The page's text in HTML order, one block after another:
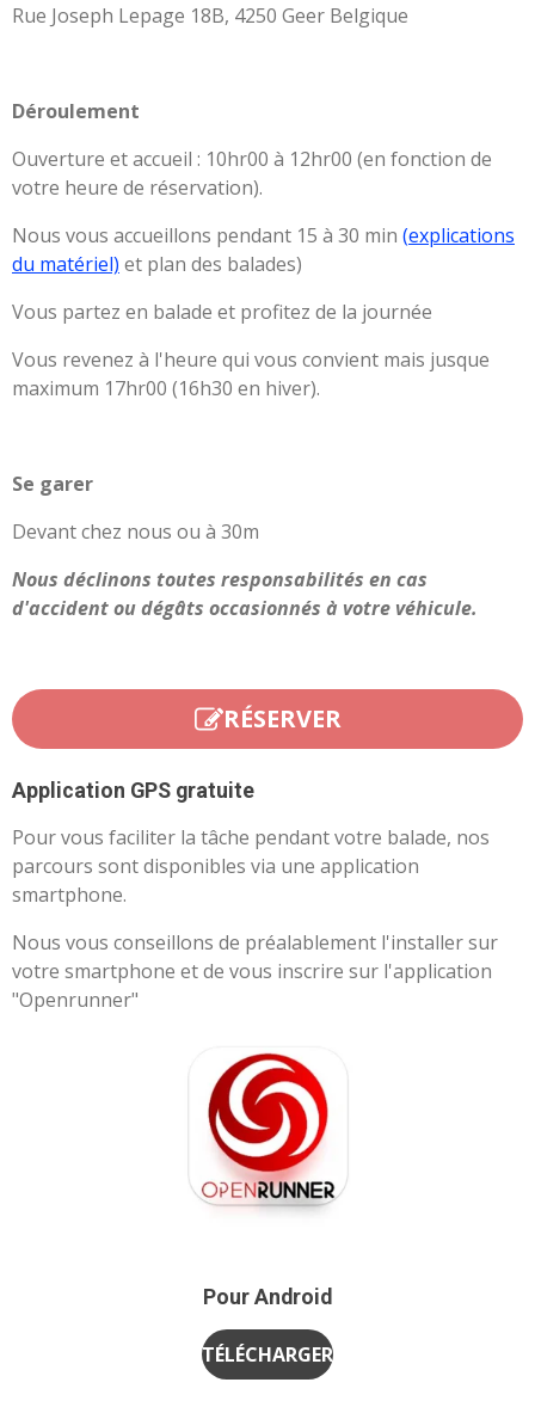
Rue Joseph Lepage 18B, 4250 Geer Belgique
Déroulement
Ouverture et accueil : 10hr00 à 12hr00 (en fonction de
votre heure de réservation).
Nous vous accueillons pendant 15 à 30 min (explications
du matériel) et plan des balades)
Vous partez en balade et profitez de la journée
Vous revenez à l'heure qui vous convient mais jusque
maximum 17hr00 (16h30 en hiver).
Se garer
Devant chez nous ou à 30m
Nous déclinons toutes responsabilités en cas
d'accident ou dégâts occasionnés à votre véhicule.
RÉSERVER
Application GPS gratuite
Pour vous faciliter la tâche pendant votre balade, nos
parcours sont disponibles via une application
smartphone.
Nous vous conseillons de préalablement l'installer sur
votre smartphone et de vous inscrire sur l'application
"Openrunner"
Pour Android
TÉLÉCHARGER